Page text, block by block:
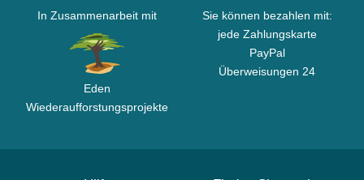
In Zusammenarbeit mit
Eden
Wiederaufforstungsprojekte
Sie können bezahlen mit:
jede Zahlungskarte
PayPal
Überweisungen 24